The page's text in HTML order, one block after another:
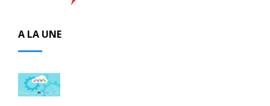
A LA UNE